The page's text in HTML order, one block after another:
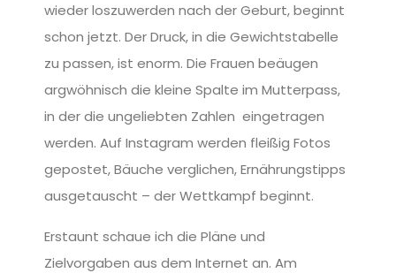
wieder loszuwerden nach der Geburt, beginnt
schon jetzt. Der Druck, in die Gewichtstabelle
zu passen, ist enorm. Die Frauen beäugen
argwöhnisch die kleine Spalte im Mutterpass,
in der die ungeliebten Zahlen eingetragen
werden. Auf Instagram werden fleißig Fotos
gepostet, Bäuche verglichen, Ernährungstipps
ausgetauscht – der Wettkampf beginnt.
Erstaunt schaue ich die Pläne und
Zielvorgaben aus dem Internet an. Am